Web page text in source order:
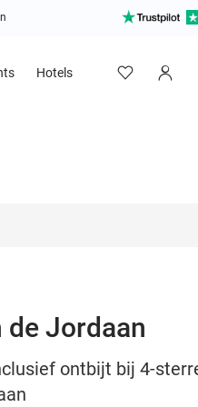
Hotels
Jordaan
ontbijt bij 4-